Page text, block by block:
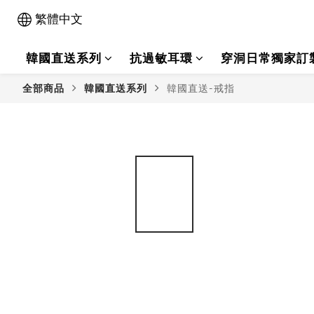
繁體中文
韓國直送系列 抗過敏耳環 穿洞日常獨家訂
全部商品 韓國直送系列 韓國直送-戒指